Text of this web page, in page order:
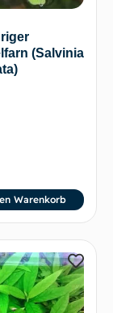
(Salvinia
Warenkorb